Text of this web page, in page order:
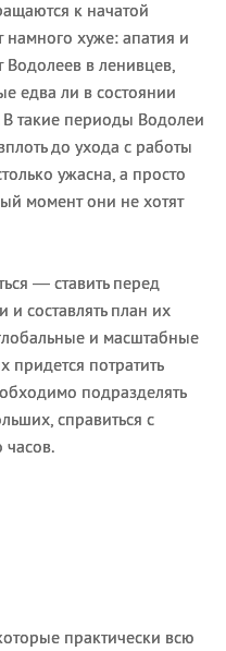
к начатой
намного хуже: апатия и
в ленивцев,
едва ли в состоянии
такие периоды Водолеи
до ухода с работы
ужасна, а просто
момент они не хотят
— ставить перед
составлять план их
и масштабные
потратить
подразделять
справиться с
часов.
практически всю